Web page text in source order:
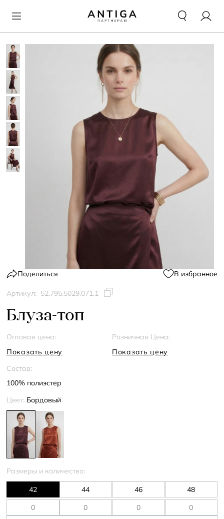
Поделиться В избранное
Артикул: 52.795.5029.071.1
Блуза-топ
Оптовая цена:
Показать цену
Розничная Цена:
Показать цену
Состав:
100% полиэстер
Цвет: Бордовый
Размеры и количество:
42 44 46 48